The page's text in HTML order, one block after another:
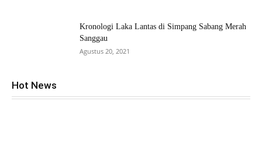
Kronologi Laka Lantas di Simpang Sabang Merah
Sanggau
Agustus 20, 2021
Hot News